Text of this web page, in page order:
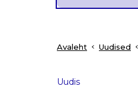
Avaleht Uudised
Uudis